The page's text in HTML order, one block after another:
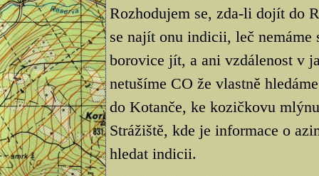
Rozhodujem se, zda-li dojít do
se najít onu indicii, leč
borovice jít, a ani vzdálenost v
netušíme CO že vlastně
do Kotanče, ke kozičkovu
Strážiště, kde je informace o
hledat indicii.